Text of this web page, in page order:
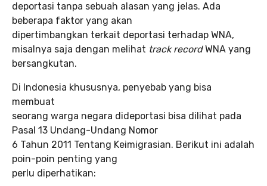
deportasi tanpa sebuah alasan yang jelas. Ada
beberapa faktor yang akan
dipertimbangkan terkait deportasi terhadap WNA,
misalnya saja dengan melihat track recordWNA yang
bersangkutan.
Di Indonesia khususnya, penyebab yang bisa
membuat
seorang warga negara dideportasi bisa dilihat pada
Pasal 13 Undang-Undang Nomor
6 Tahun 2011 Tentang Keimigrasian. Berikut ini adalah
poin-poin penting yang
perlu diperhatikan: